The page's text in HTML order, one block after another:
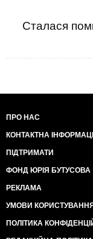
Сталася
ПРО НАС
КОНТАКТНА
ПІДТРИМАТИ
ФОНД ЮРІЯ БУТУСОВА
РЕКЛАМА
УМОВИ КОРИСТУВАННЯ
ПОЛІТИКА